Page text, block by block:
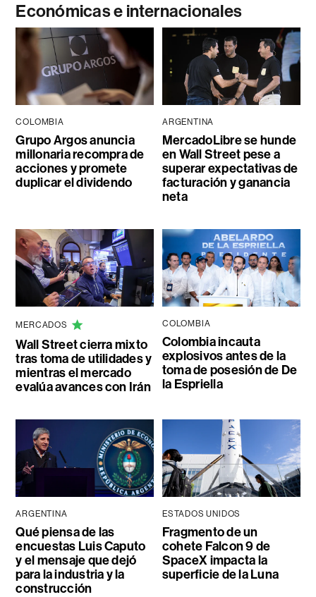
Económicas e internacionales
COLOMBIA
Grupo Argos anuncia
millonaria recompra de
acciones y promete
duplicar el dividendo
ARGENTINA
MercadoLibre se hunde
en Wall Street pese a
superar expectativas de
facturación y ganancia
neta
MERCADOS
Wall Street cierra mixto
tras toma de utilidades y
mientras el mercado
evalúa avances con Irán
COLOMBIA
Colombia incauta
explosivos antes de la
toma de posesión de De
la Espriella
ARGENTINA
Qué piensa de las
encuestas Luis Caputo
y el mensaje que dejó
para la industria y la
construcción
ESTADOS UNIDOS
Fragmento de un
cohete Falcon 9 de
SpaceX impacta la
superficie de la Luna